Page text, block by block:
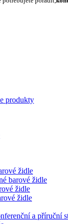
produkty
židle
barové židle
židle
židle
a příruční